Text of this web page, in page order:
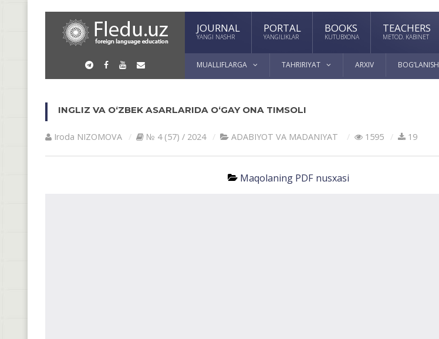
JOURNAL
YANGI NASHR
PORTAL
YANGILIKLAR
BOOKS
KUTUBXONA
TEACHERS
METOD. KABINET
MUALLIFLARGA TAHRIRIYAT ARXIV BOG’LANISH
INGLIZ VA O‘ZBEK ASARLARIDA O‘GAY ONA TIMSOLI
Iroda NIZOMOVA № 4 (57) / 2024 АDАBIYOT VА MАDАNIYAT 1595 19
Maqolaning PDF nusxasi